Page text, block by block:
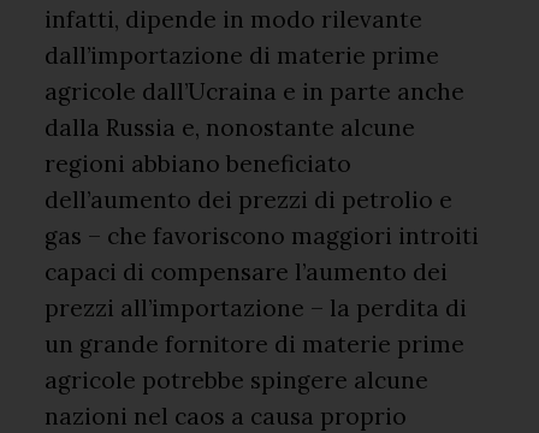
infatti, dipende in modo rilevante
dall’importazione di materie prime
agricole dall’Ucraina e in parte anche
dalla Russia e, nonostante alcune
regioni abbiano beneficiato
dell’aumento dei prezzi di petrolio e
gas – che favoriscono maggiori introiti
capaci di compensare l’aumento dei
prezzi all’importazione – la perdita di
un grande fornitore di materie prime
agricole potrebbe spingere alcune
nazioni nel caos a causa proprio